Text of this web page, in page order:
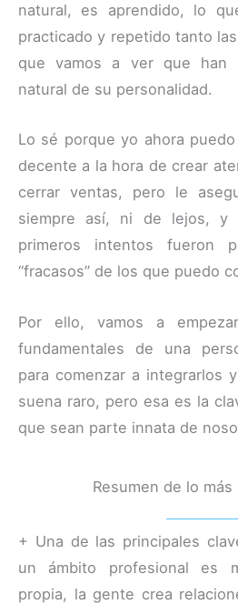
natural, es aprendido, lo
practicado y repetido tanto
que vamos a ver que han
natural de su personalidad.
Lo sé porque yo ahora
decente a la hora de crear
cerrar ventas, pero le
siempre así, ni de lejos, y
primeros intentos fueron
“fracasos” de los que puedo
Por ello, vamos a
fundamentales de una
para comenzar a integrarlos
suena raro, pero esa es la
que sean parte innata de
Resumen de lo
+ Una de las principales
un ámbito profesional es
propia, la gente crea